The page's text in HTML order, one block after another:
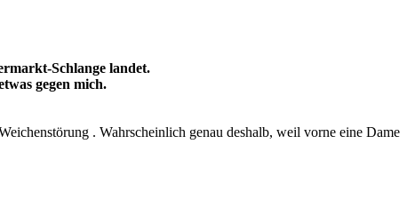
Schlange landet.
gegen mich.
. Wahrscheinlich genau deshalb, weil vorne eine Dame